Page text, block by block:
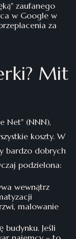
zaufanego
w Google w
za
Mit
Net" (NNN),
koszty. W
bardzo dobrych
podzielona:
wewnątrz
malowanie
budynku. Jeśli